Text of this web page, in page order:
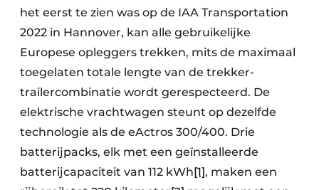
het eerst te zien was op de IAA Transportation
2022 in Hannover, kan alle gebruikelijke
Europese opleggers trekken, mits de maximaal
toegelaten totale lengte van de trekker-
trailercombinatie wordt gerespecteerd. De
elektrische vrachtwagen steunt op dezelfde
technologie als de eActros 300/400. Drie
batterijpacks, elk met een geïnstalleerde
batterijcapaciteit van 112 kWh[1], maken een